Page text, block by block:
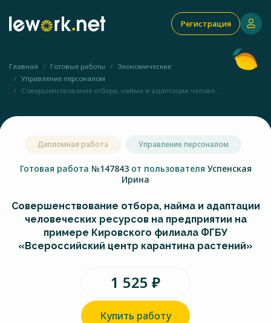
Регистрация
Главная Готовые работы
Экономические
Управление персоналом
Совершенствование отбора, найма и адаптации челове...
Дипломная работа Управление персоналом
Готовая работа №147843 от пользователя Успенская
Ирина
Совершенствование отбора, найма и адаптации
человеческих ресурсов на предприятии на
примере Кировского филиала ФГБУ
«Всероссийский центр карантина растений»
1 525 ₽
Купить работу